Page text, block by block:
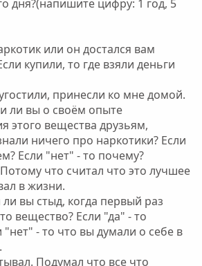
дня?(напишите цифру: 1 год, 5
или он достался вам
купили, то где взяли деньги
принесли ко мне домой.
ли вы о своём опыте
этого вещества друзьям,
ничего про наркотики? Если
Если "нет" - то почему?
что считал что это лучшее
в жизни.
ли вы стыд, когда первый раз
вещество? Если "да" - то
"нет" - то что вы думали о себе в
Подумал что все что